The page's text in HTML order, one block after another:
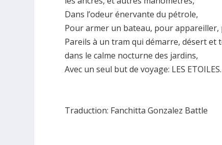
Dans l’odeur énervante du pétrole,
Pour armer un bateau, pour
Pareils à un tram qui démarre, désert et
dans le calme nocturne des jardins,
Avec un seul but de voyage: LES ETOILES.
Traduction: Fanchitta Gonzalez Battle